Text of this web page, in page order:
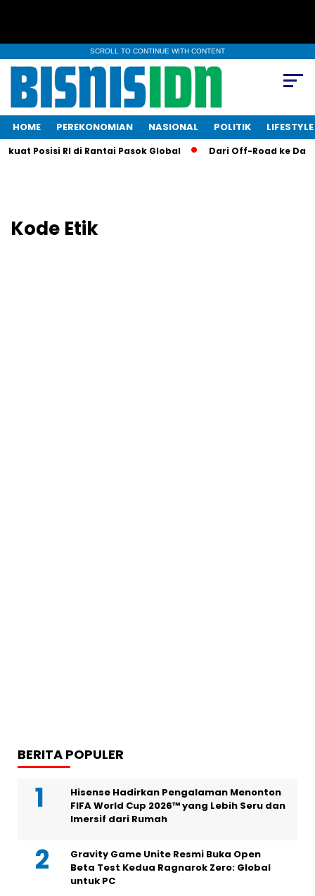
SCROLL TO CONTINUE WITH CONTENT
HOME PEREKONOMIAN NASIONAL POLITIK LIFESTYLE
Posisi RI di Rantai Pasok Global Dari Off-Road ke
Kode Etik
BERITA POPULER
Hisense Hadirkan Pengalaman Menonton
FIFA World Cup 2026™ yang Lebih Seru dan
Imersif dari Rumah
Gravity Game Unite Resmi Buka Open
Beta Test Kedua Ragnarok Zero: Global
untuk PC